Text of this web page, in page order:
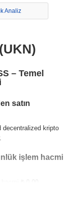
Analiz
– Temel
satın
decentralized kripto
işlem hacmi
geçmişi nedir?